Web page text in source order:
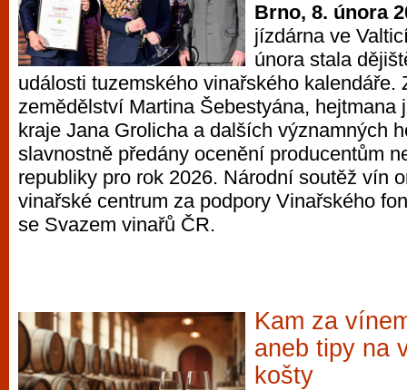
Brno, 8. února
jízdárna ve
února stala
události tuzemského vinařského kalendáře.
zemědělství Martina Šebestyána, hejtmana
kraje Jana Grolicha a dalších významných
slavnostně předány ocenění producentům
republiky pro rok 2026. Národní soutěž vín
vinařské centrum za podpory Vinařského
se Svazem vinařů ČR.
Kam za
aneb tipy na
košty